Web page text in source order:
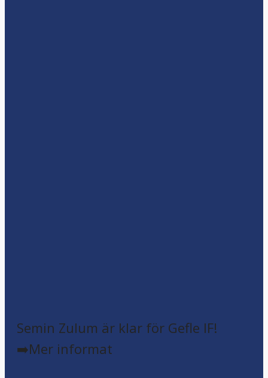
Semin Zulum är klar för Gefle IF!
➡️Mer informat